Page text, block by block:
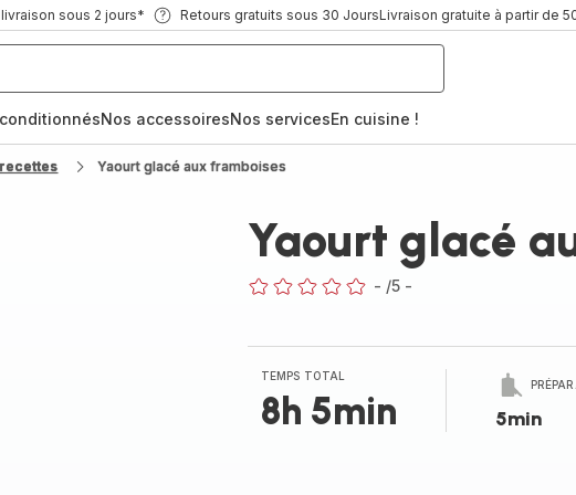
sous 2 jours* Retours gratuits sous 30 JoursLivraison gratuite à partir de
Nos accessoiresNos servicesEn cuisine !
Yaourt glacé aux framboises
Yaourt glacé
- /5 -
TEMPS TOTAL
8h 5min 5min